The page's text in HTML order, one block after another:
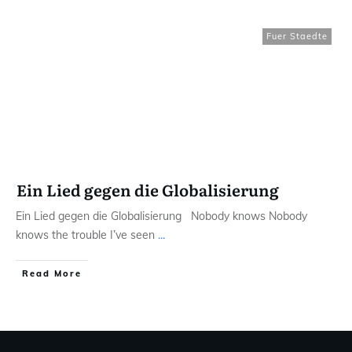
Fuer Staedte
Ein Lied gegen die Globalisierung
Ein Lied gegen die Globalisierung Nobody knows Nobody
knows the trouble I’ve seen ...
Read More